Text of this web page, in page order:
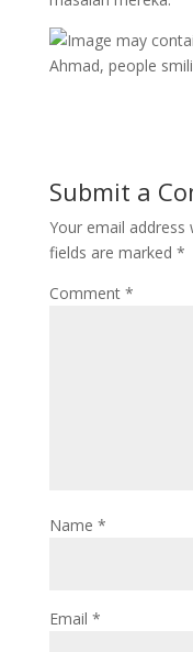
Submit a
Your email address
fields are marked *
Comment *
Name *
Email *